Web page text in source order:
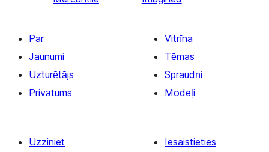
Par
Jaunumi
Uzturētājs
Privātums
Vitrīna
Tēmas
Spraudņi
Modeļi
Uzziniet
Iesaistieties